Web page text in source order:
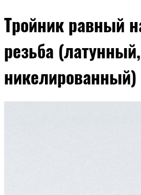
Тройник равный
резьба (латунный,
никелированный)